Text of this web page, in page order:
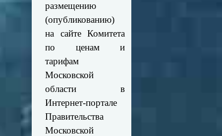
размещению
(опубликованию)
на сайте Комитета
по ценам и
тарифам
Московской
области в
Интернет-портале
Правительства
Московской